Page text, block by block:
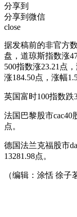
分享到
分享到微信
close
据发稿前的非官方
盘，道琼斯指数涨
500指数涨23.21点
涨184.50点，涨幅
英国富时100指数跌
法国巴黎股市cac40
点。
德国法兰克福股市
13281.98点。
（编辑：涂恬 徐子